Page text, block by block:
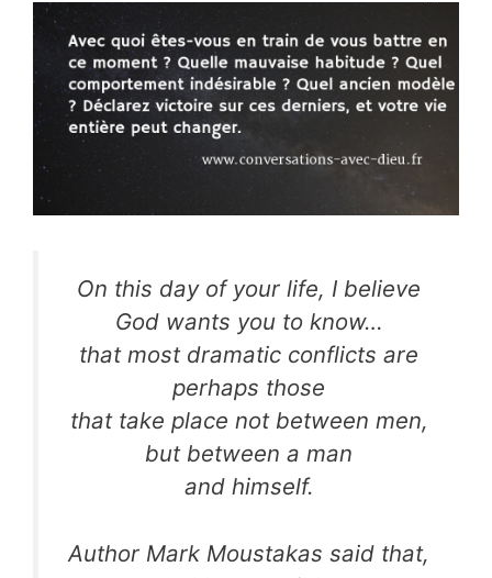
On this day of your life, I believe
God wants you to know…
that most dramatic conflicts are
perhaps those
that take place not between men,
but between a man
and himself.
Author Mark Moustakas said that,